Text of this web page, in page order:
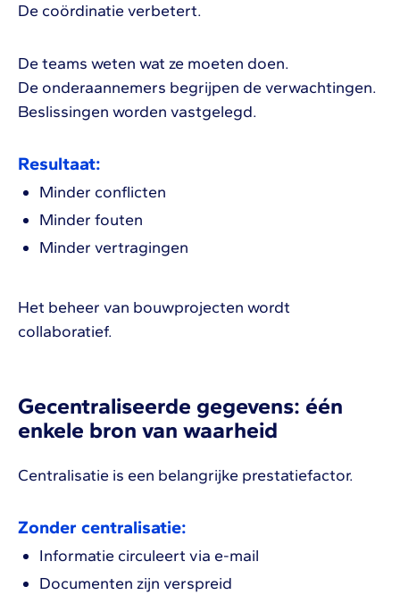
De coördinatie verbetert.
De teams weten wat ze moeten doen.
De onderaannemers begrijpen de verwachtingen.
Beslissingen worden vastgelegd.
Resultaat:
Minder conflicten
Minder fouten
Minder vertragingen
Het beheer van bouwprojecten wordt
collaboratief.
Gecentraliseerde gegevens: één
enkele bron van waarheid
Centralisatie is een belangrijke prestatiefactor.
Zonder centralisatie:
Informatie circuleert via e-mail
Documenten zijn verspreid